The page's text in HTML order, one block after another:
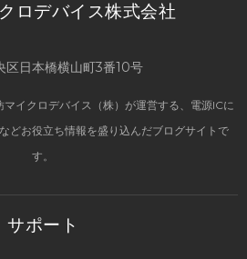
ロデバイス株式会社
区日本橋横山町3番10号
イクロデバイス（株）が運営する、電源ICに
どお役立ち情報を盛り込んだブログサイトで
す。
サポート